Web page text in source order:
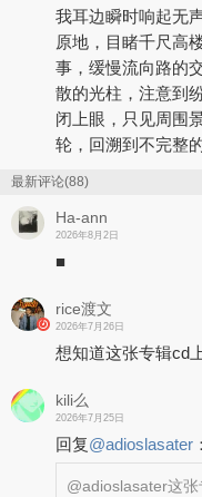
我耳边瞬时响起无
原地，目睹千尺高
事，缓慢流向路的
散的光柱，注意到
闭上眼，只见周围
轮，回溯到不完整
最新评论(88)
Ha-ann
2026年8月2日
■
rice渡文
2026年7月26日
想知道这张专辑cd
kili么
2026年7月25日
回复@adioslasater ：
@adioslasater这张